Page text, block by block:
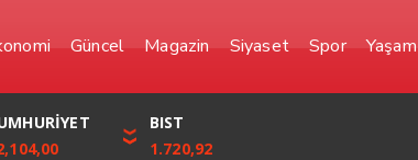
Güncel Magazin Siyaset Spor Yaşam
57,6861
BIST
1.720,92